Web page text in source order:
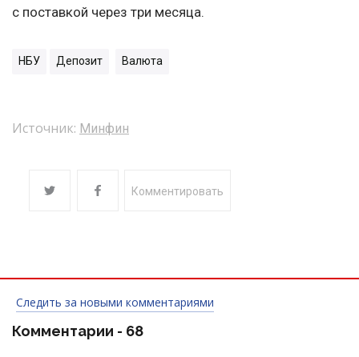
с поставкой через три месяца.
НБУ Депозит Валюта
Источник: Минфин
Комментировать
Следить за новыми комментариями
Комментарии - 68